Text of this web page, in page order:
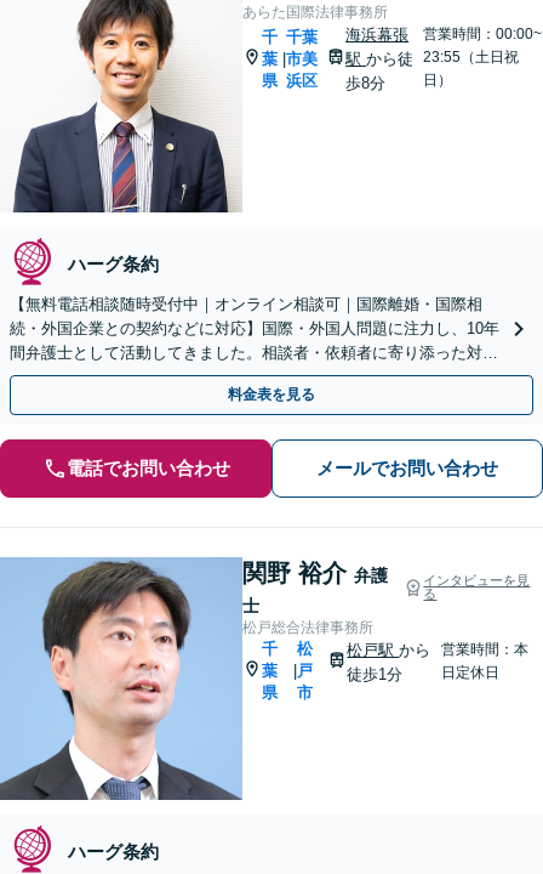
あらた国際法律事務所
千
葉
県
千葉
市美
浜区
海浜幕張
駅から徒
歩8分
営業時間：00:00~
23:55（土日祝
日）
ハーグ条約
【無料電話相談随時受付中｜オンライン相談可｜国際離婚・国際相
続・外国企業との契約などに対応】国際・外国人問題に注力し、10年
間弁護士として活動してきました。相談者・依頼者に寄り添った対応
を心がけ、依頼者と二人三脚で解決へと導きます。
料金表を見る
電話でお問い合わせ メールでお問い合わせ
関野 裕介 弁護
士
インタビューを見
る
松戸総合法律事務所
千
葉
県
松
戸
市
松戸駅から
徒歩1分
営業時間：本
日定休日
ハーグ条約